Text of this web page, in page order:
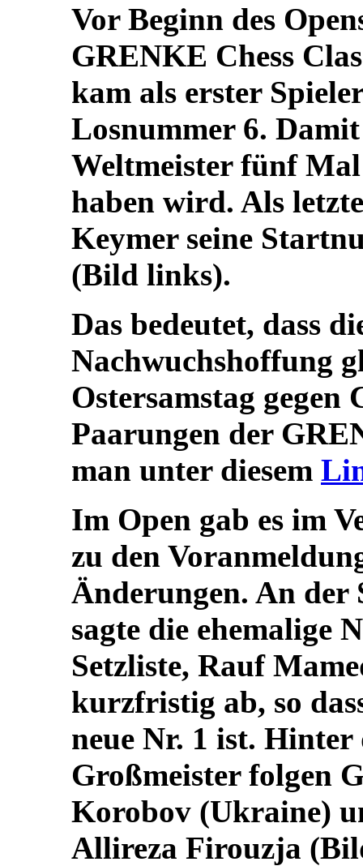
Vor Beginn des
GRENKE Chess
kam als erster
Losnummer 6.
Weltmeister fünf
haben wird. Als
Keymer seine
(Bild links).
Das bedeutet, dass
Nachwuchshoffung
Ostersamstag
Paarungen der
man unter diesem
Im Open gab es im
zu den
Änderungen. An der
sagte die ehemalige
Setzliste, Rauf
kurzfristig ab, so
neue Nr. 1 ist. Hinter
Großmeister folgen
Korobov (Ukraine)
Allireza Firouzja